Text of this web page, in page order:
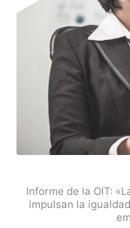
Informe de la OIT:
impulsan la